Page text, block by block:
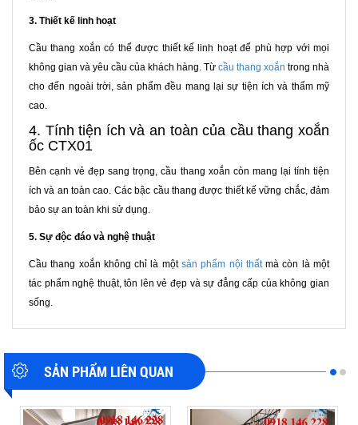
3. Thiết kế linh hoạt
Cầu thang xoắn có thể được thiết kế linh hoạt để phù hợp với mọi
không gian và yêu cầu của khách hàng. Từ cầu thang xoắn trong nhà
cho đến ngoài trời, sản phẩm đều mang lại sự tiện ích và thẩm mỹ
cao.
4. Tính tiện ích và an toàn của cầu thang xoắn
ốc CTX01
Bên cạnh vẻ đẹp sang trọng, cầu thang xoắn còn mang lại tính tiện
ích và an toàn cao. Các bậc cầu thang được thiết kế vững chắc, đảm
bảo sự an toàn khi sử dụng.
5. Sự độc đáo và nghệ thuật
Cầu thang xoắn không chỉ là một sản phẩm nội thấtmà còn là một
tác phẩm nghệ thuật, tôn lên vẻ đẹp và sự đẳng cấp của không gian
sống.
SẢN PHẨM LIÊN QUAN